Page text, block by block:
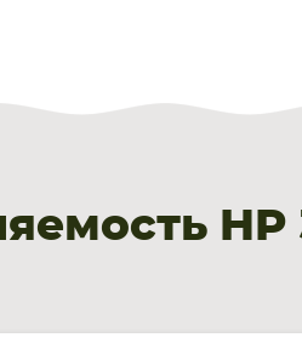
HP